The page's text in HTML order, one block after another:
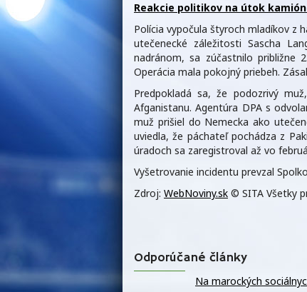
Reakcie politikov na útok
Polícia vypočula štyroch mladíkov z
utečenecké záležitosti Sascha
nadránom, sa zúčastnilo približne
Operácia mala pokojný priebeh.
Predpokladá sa, že podozrivý
Afganistanu. Agentúra DPA s
muž prišiel do Nemecka ako
uviedla, že páchateľ pochádza z
úradoch sa zaregistroval až vo
Vyšetrovanie incidentu prevzal
Zdroj: WebNoviny.sk © SITA Všetky
Odporúčané články
Na marockých